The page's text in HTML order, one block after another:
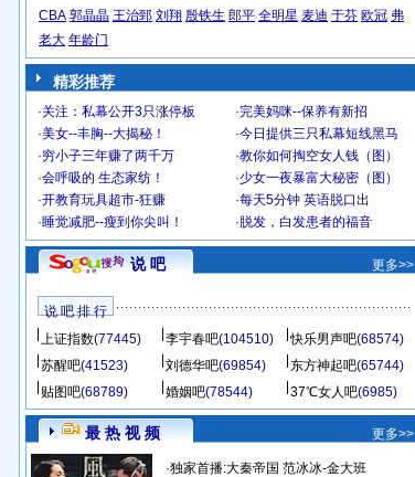
CBA 郭晶晶 王治郅 刘翔 殷铁生 郎平 全明星 麦迪 于芬 欧冠 弗
老大 年龄门
精彩推荐
·关注：私幕公开3只涨停板 ·完美妈咪--保养有新招
·美女--丰胸--大揭秘！ ·今日提供三只私幕短线黑马
·穷小子三年赚了两千万 ·教你如何掏空女人钱（图）
·会呼吸的 生态家纺！ ·少女一夜暴富大秘密（图）
·开教育玩具超市-狂赚 ·每天5分钟 英语脱口出
·睡觉减肥--瘦到你尖叫！ · 脱发，白发患者的福音
说 吧 更多>>
说 吧 排 行
上证指数(77445) 李宇春吧(104510) 快乐男声吧(68574)
苏醒吧(41523) 刘德华吧(69854) 东方神起吧(65744)
贴图吧(68789) 婚姻吧(78544) 37℃女人吧(6985)
最 热 视 频 更多>>
·独家首播:大秦帝国 范冰冰-金大班